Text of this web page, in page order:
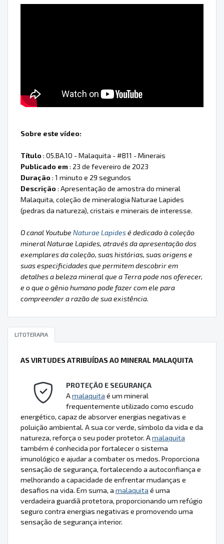
Sobre este vídeo:
Título: 05.BA.10 - Malaquita - #B11 - Minerais
Publicado em: 23 de fevereiro de 2023
Duração: 1 minuto e 29 segundos
Descrição: Apresentação de amostra do mineral
Malaquita, coleção de mineralogia Naturae Lapides
(pedras da natureza), cristais e minerais de interesse.
O canal Youtube Naturae Lapidesé dedicado à coleção
mineral Naturae Lapides, através da apresentação dos
exemplares da coleção, suas histórias, suas origens e
suas especificidades que permitem descobrir em
detalhes a beleza mineral que a Terra pode nos oferecer,
e o que o gênio humano pode fazer com ele para
compreender a razão de sua existência.
LITOTERAPIA
AS VIRTUDES ATRIBUÍDAS AO MINERAL MALAQUITA
PROTEÇÃO E SEGURANÇA
Amalaquita é um mineral
frequentemente utilizado como escudo
energético, capaz de absorver energias negativas e
poluição ambiental. A sua cor verde, símbolo da vida e da
natureza, reforça o seu poder protetor. Amalaquita
também é conhecida por fortalecer o sistema
imunológico e ajudar a combater os medos. Proporciona
sensação de segurança, fortalecendo a autoconfiança e
melhorando a capacidade de enfrentar mudanças e
desafios na vida. Em suma, a malaquita é uma
verdadeira guardiã protetora, proporcionando um refúgio
seguro contra energias negativas e promovendo uma
sensação de segurança interior.